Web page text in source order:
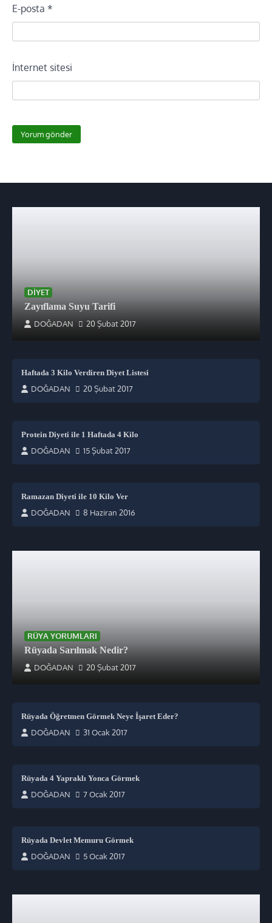
E-posta *
İnternet sitesi
DIYET
Zayıflama Suyu Tarifi
DOĞADAN 20 Şubat 2017
Haftada 3 Kilo Verdiren Diyet Listesi
DOĞADAN 20 Şubat 2017
Protein Diyeti ile 1 Haftada 4 Kilo
DOĞADAN 15 Şubat 2017
Ramazan Diyeti ile 10 Kilo Ver
DOĞADAN 8 Haziran 2016
RÜYA YORUMLARI
Rüyada Sarılmak Nedir?
DOĞADAN 20 Şubat 2017
Rüyada Öğretmen Görmek Neye İşaret Eder?
DOĞADAN 31 Ocak 2017
Rüyada 4 Yapraklı Yonca Görmek
DOĞADAN 7 Ocak 2017
Rüyada Devlet Memuru Görmek
DOĞADAN 5 Ocak 2017